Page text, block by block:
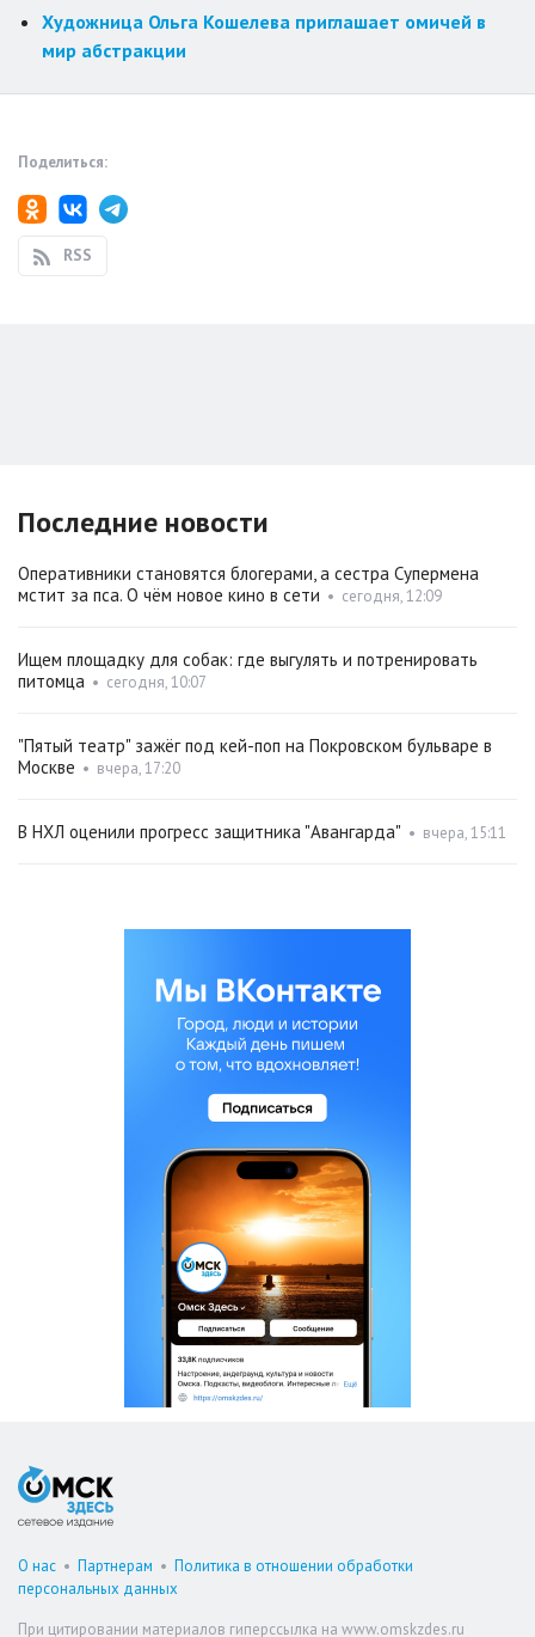
Художница Ольга Кошелева приглашает омичей в
мир абстракции
Поделиться:
RSS
Последние новости
Оперативники становятся блогерами, а сестра Супермена
мстит за пса. О чём новое кино в сети • сегодня, 12:09
Ищем площадку для собак: где выгулять и потренировать
питомца • сегодня, 10:07
"Пятый театр" зажёг под кей-поп на Покровском бульваре в
Москве • вчера, 17:20
В НХЛ оценили прогресс защитника "Авангарда" • вчера, 15:11
О нас • Партнерам • Политика в отношении обработки
персональных данных
При цитировании материалов гиперссылка на www.omskzdes.ru